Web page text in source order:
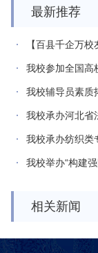
最新推荐
【百县千企万
我校参加全国高
我校辅导员素质
我校承办河北省
我校承办纺织类
我校举办“构建强
相关新闻